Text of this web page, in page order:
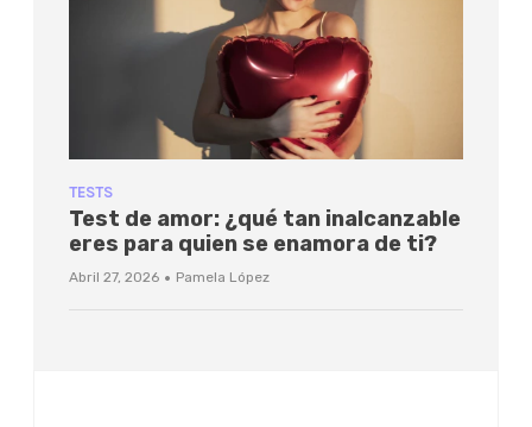
TESTS
Test de amor: ¿qué tan inalcanzable
eres para quien se enamora de ti?
Abril 27, 2026 · Pamela López